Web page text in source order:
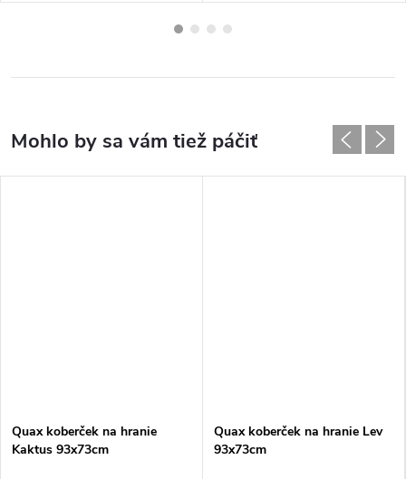
Quax koberček na hranie
Kaktus 93x73cm
Quax koberček na hranie Lev
93x73cm